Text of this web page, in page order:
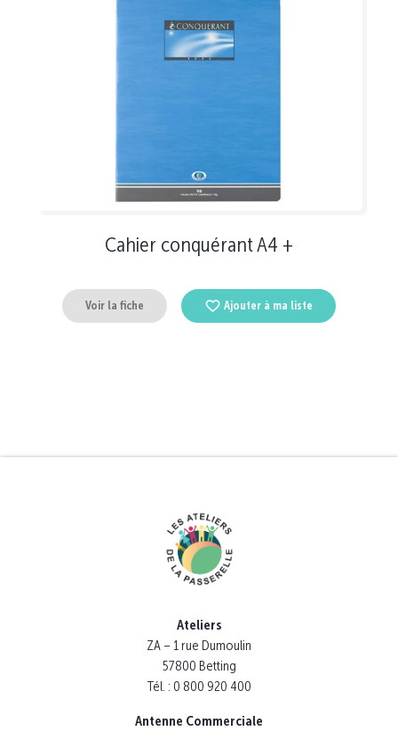
Cahier conquérant A4 +
Voir la fiche Ajouter à ma liste
Ateliers
ZA – 1 rue Dumoulin
57800 Betting
Tél. : 0 800 920 400
Antenne Commerciale